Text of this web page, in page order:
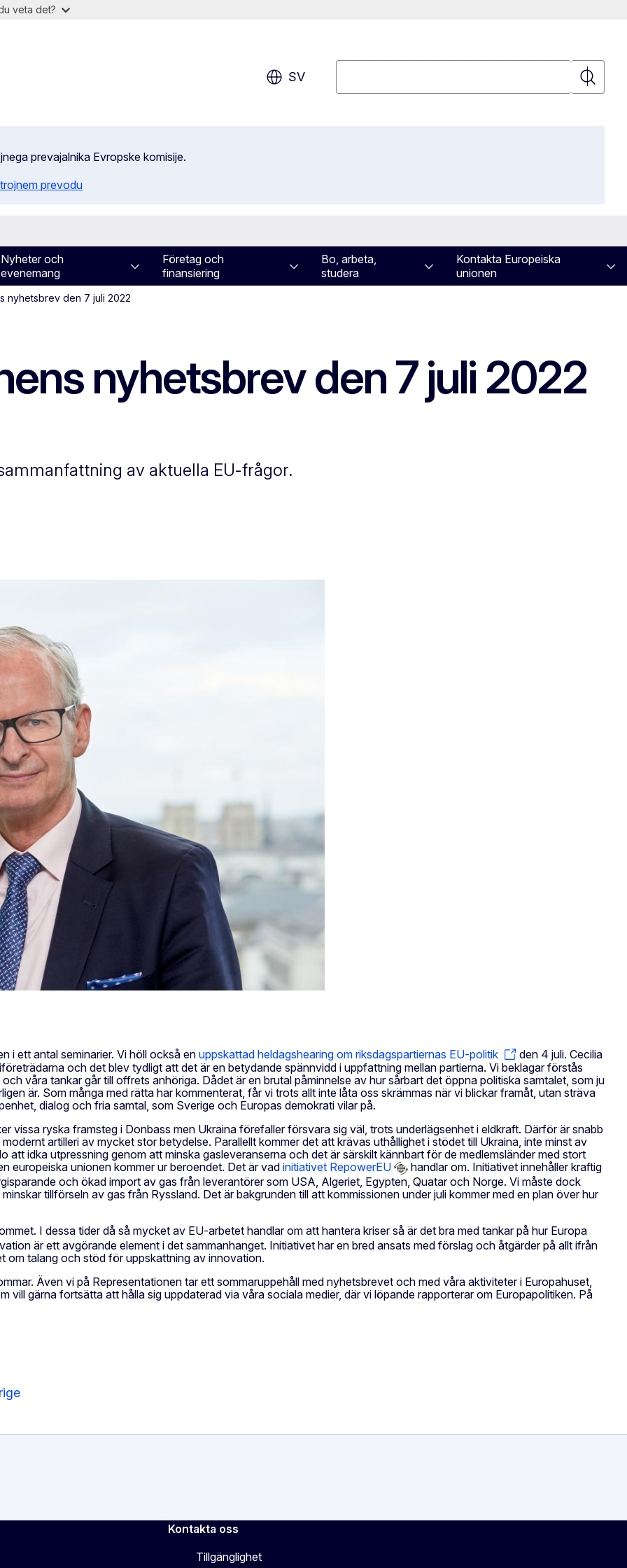
veta det?
SV
Sök
prevajalnika Evropske komisije.
prevodu
Nyheter och
evenemang
Företag och
finansiering
Bo, arbeta,
studera
Kontakta Europeiska
unionen
nyhetsbrev den 7 juli 2022
nyhetsbrev den 7 juli 2022
av aktuella EU-frågor.
i ett antal seminarier. Vi höll också en uppskattad heldagshearing om riksdagspartiernas EU-politik
den 4 juli. Cecilia
och det blev tydligt att det är en betydande spännvidd i uppfattning mellan partierna. Vi beklagar förstås
våra tankar går till offrets anhöriga. Dådet är en brutal påminnelse av hur sårbart det öppna politiska samtalet, som ju
är. Som många med rätta har kommenterat, får vi trots allt inte låta oss skrämmas när vi blickar framåt, utan sträva
dialog och fria samtal, som Sverige och Europas demokrati vilar på.
vissa ryska framsteg i Donbass men Ukraina förefaller försvara sig väl, trots underlägsenhet i eldkraft. Därför är snabb
artilleri av mycket stor betydelse. Parallellt kommer det att krävas uthållighet i stödet till Ukraina, inte minst av
att idka utpressning genom att minska gasleveranserna och det är särskilt kännbart för de medlemsländer med stort
europeiska unionen kommer ur beroendet. Det är vad initiativet RepowerEU
handlar om. Initiativet innehåller kraftig
och ökad import av gas från leverantörer som USA, Algeriet, Egypten, Quatar och Norge. Vi måste dock
tillförseln av gas från Ryssland. Det är bakgrunden till att kommissionen under juli kommer med en plan över hur
I dessa tider då så mycket av EU-arbetet handlar om att hantera kriser så är det bra med tankar på hur Europa
är ett avgörande element i det sammanhanget. Initiativet har en bred ansats med förslag och åtgärder på allt ifrån
om talang och stöd för uppskattning av innovation.
Även vi på Representationen tar ett sommaruppehåll med nyhetsbrevet och med våra aktiviteter i Europahuset,
vill gärna fortsätta att hålla sig uppdaterad via våra sociala medier, där vi löpande rapporterar om Europapolitiken. På
Kontakta oss
Tillgänglighet